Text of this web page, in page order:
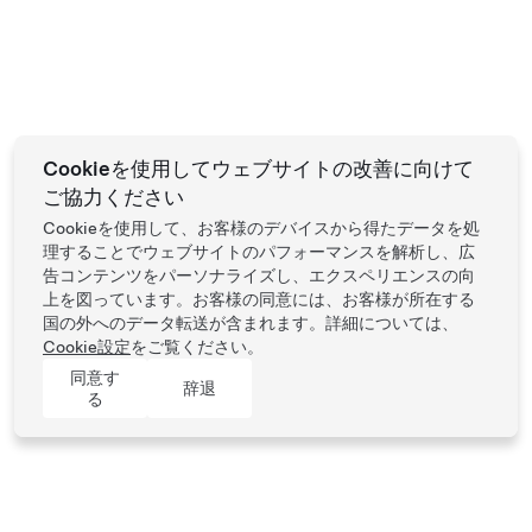
Cookieを使用してウェブサイトの改善に向けて
ご協力ください
Cookieを使用して、お客様のデバイスから得たデータを処
理することでウェブサイトのパフォーマンスを解析し、広
告コンテンツをパーソナライズし、エクスペリエンスの向
上を図っています。お客様の同意には、お客様が所在する
国の外へのデータ転送が含まれます。詳細については、
Cookie設定をご覧ください。
同意す
る
辞退